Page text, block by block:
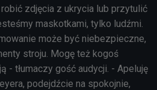
zdjęcia z ukrycia lub przytulić
maskotkami, tylko ludźmi.
może być niebezpieczne,
stroju. Mogę też kogoś
- tłumaczy gość audycji. - Apeluję
podejdźcie na spokojnie,